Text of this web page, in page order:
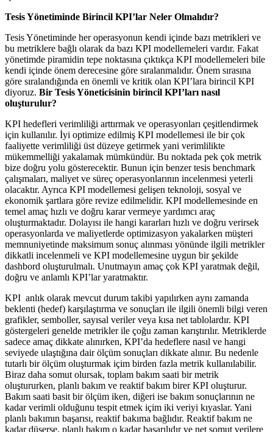
Tesis Yönetiminde Birincil KPI’lar Neler Olmalıdır?
Tesis Yönetiminde her operasyonun kendi içinde bazı metrikleri ve
bu metriklere bağlı olarak da bazı KPI modellemeleri vardır. Fakat
yönetimde piramidin tepe noktasına çıktıkça KPI modellemeleri bile
kendi içinde önem derecesine göre sıralanmalıdır. Önem sırasına
göre sıralandığında en önemli ve kritik olan KPI’lara birincil KPI
diyoruz. Bir Tesis Yöneticisinin birincil KPI’ları nasıl
oluşturulur?
KPI hedefleri verimliliği arttırmak ve operasyonları çeşitlendirmek
için kullanılır. İyi optimize edilmiş KPI modellemesi ile bir çok
faaliyette verimliliği üst düzeye getirmek yani verimlilikte
mükemmelliği yakalamak mümkündür. Bu noktada pek çok metrik
bize doğru yolu gösterecektir. Bunun için benzer tesis benchmark
çalışmaları, maliyet ve süreç operasyonlarının incelenmesi yeterli
olacaktır. Ayrıca KPI modellemesi gelişen teknoloji, sosyal ve
ekonomik şartlara göre revize edilmelidir. KPI modellemesinde en
temel amaç hızlı ve doğru karar vermeye yardımcı araç
oluşturmaktadır. Dolayısı ile hangi kararları hızlı ve doğru verirsek
operasyonlarda ve maliyetlerde optimizasyon yakalarken müşteri
memnuniyetinde maksimum sonuç alınması yönünde ilgili metrikler
dikkatli incelenmeli ve KPI modellemesine uygun bir şekilde
dashbord oluşturulmalı. Unutmayın amaç çok KPI yaratmak değil,
doğru ve anlamlı KPI’lar yaratmaktır.
KPI anlık olarak mevcut durum takibi yapılırken aynı zamanda
beklenti (hedef) karşılaştırma ve sonuçları ile ilgili önemli bilgi veren
grafikler, semboller, sayısal veriler veya kısa net tablolardır. KPI
göstergeleri genelde metrikler ile çoğu zaman karıştırılır. Metriklerde
sadece amaç dikkate alınırken, KPI’da hedeflere nasıl ve hangi
seviyede ulaştığına dair ölçüm sonuçları dikkate alınır. Bu nedenle
tutarlı bir ölçüm oluşturmak içim birden fazla metrik kullanılabilir.
Biraz daha somut olursak, toplam bakım saati bir metrik
oluştururken, planlı bakım ve reaktif bakım birer KPI oluşturur.
Bakım saati basit bir ölçüm iken, diğeri ise bakım sonuçlarının ne
kadar verimli olduğunu tespit etmek içim iki veriyi kıyaslar. Yani
planlı bakımın başarısı, reaktif bakıma bağlıdır. Reaktif bakım ne
kadar düşerse, planlı bakım o kadar başarılıdır ve net somut verilere